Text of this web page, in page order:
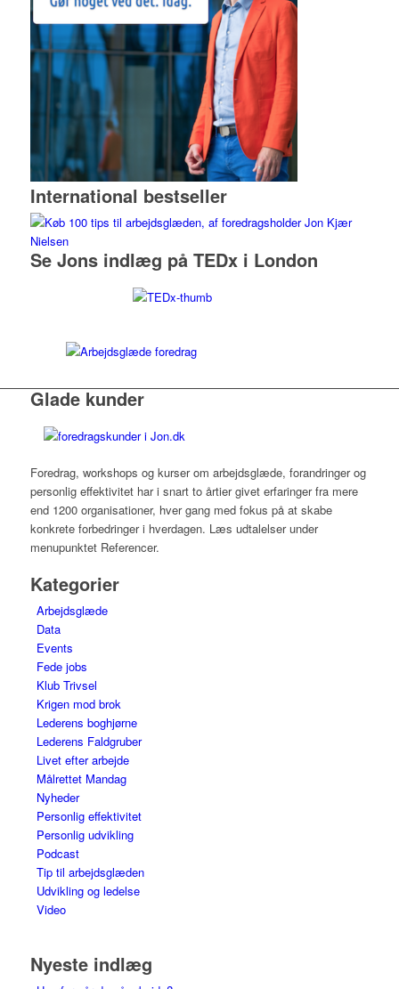
International bestseller
Se Jons indlæg på TEDx i London
Glade kunder
Foredrag, workshops og kurser om arbejdsglæde, forandringer og
personlig effektivitet har i snart to årtier givet erfaringer fra mere
end 1200 organisationer, hver gang med fokus på at skabe
konkrete forbedringer i hverdagen. Læs udtalelser under
menupunktet Referencer.
Kategorier
Arbejdsglæde
Data
Events
Fede jobs
Klub Trivsel
Krigen mod brok
Lederens boghjørne
Lederens Faldgruber
Livet efter arbejde
Målrettet Mandag
Nyheder
Personlig effektivitet
Personlig udvikling
Podcast
Tip til arbejdsglæden
Udvikling og ledelse
Video
Nyeste indlæg